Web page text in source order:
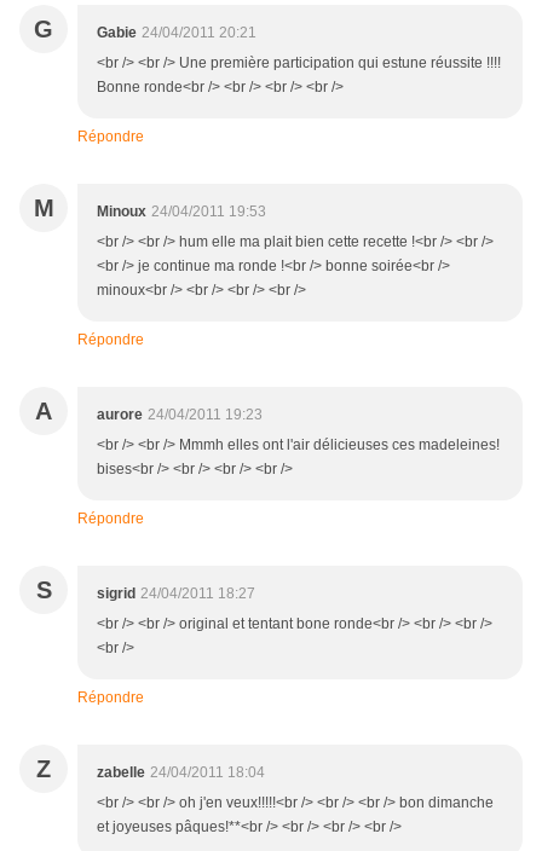
G Gabie 24/04/2011 20:21
<br /> <br /> Une première participation qui estune réussite !!!!
Bonne ronde<br /> <br /> <br /> <br />
Répondre
M Minoux 24/04/2011 19:53
<br /> <br /> hum elle ma plait bien cette recette !<br /> <br />
<br /> je continue ma ronde !<br /> bonne soirée<br />
minoux<br /> <br /> <br /> <br />
Répondre
A aurore 24/04/2011 19:23
<br /> <br /> Mmmh elles ont l'air délicieuses ces madeleines!
bises<br /> <br /> <br /> <br />
Répondre
S sigrid 24/04/2011 18:27
<br /> <br /> original et tentant bone ronde<br /> <br /> <br />
<br />
Répondre
Z zabelle 24/04/2011 18:04
<br /> <br /> oh j'en veux!!!!!<br /> <br /> <br /> bon dimanche
et joyeuses pâques!**<br /> <br /> <br /> <br />